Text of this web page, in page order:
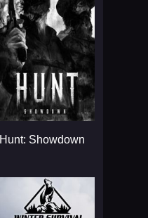
Hunt: Showdown